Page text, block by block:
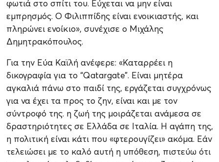
φωτιά στο σπίτι του. Εύχεται να μην είναι
εμπρησμός. Ο Φιλιππίδης είναι ενοικιαστής, και
πληρώνει ενοίκιο», συνέχισε ο Μιχάλης
Δημητρακόπουλος.
Για την Εύα Καϊλή ανέφερε: «Καταρρέει η
δικογραφία για το “Qatargate”. Είναι μητέρα
αγκαλιά πάνω στο παιδί της, εργάζεται συγχρόνως
για να έχει τα προς το ζην, είναι και με τον
σύντροφό της. η ζωή της μοιράζεται ανάμεσα σε
δραστηριότητες σε Ελλάδα σε Ιταλία. Η αγάπη της,
η πολιτική είναι κάτι που «φτερουγίζει» ακόμα. Εάν
τελειώσει με το καλό αυτή η υπόθεση, πιστεύω ότι